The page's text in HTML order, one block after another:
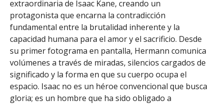
extraordinaria de Isaac Kane, creando un
protagonista que encarna la contradicción
fundamental entre la brutalidad inherente y la
capacidad humana para el amor y el sacrificio. Desde
su primer fotograma en pantalla, Hermann comunica
volúmenes a través de miradas, silencios cargados de
significado y la forma en que su cuerpo ocupa el
espacio. Isaac no es un héroe convencional que busca
gloria; es un hombre que ha sido obligado a